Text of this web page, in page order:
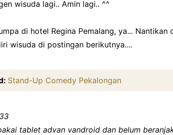
wisuda lagi.. Amin lagi.. ^^
di hotel Regina Pemalang, ya... Nantikan
wisuda di postingan berikutnya....
Stand-Up Comedy Pekalongan
tablet advan vandroid dan belum